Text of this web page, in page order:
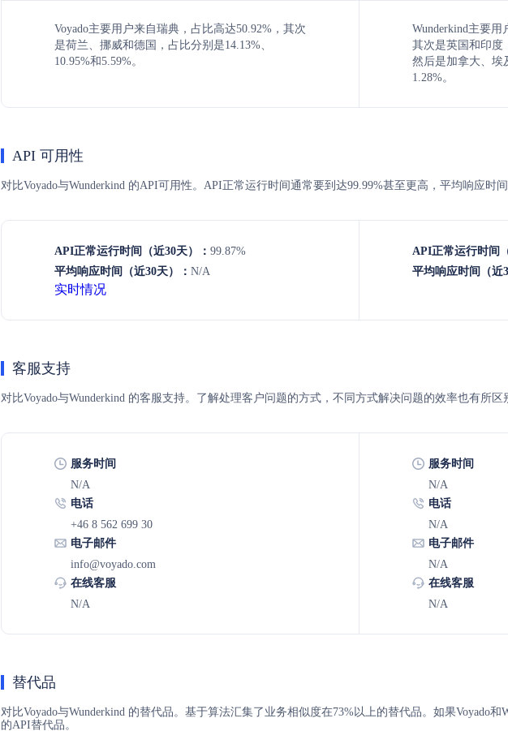
Voyado主要用户来自瑞典，占比高达50.92%，其次
是荷兰、挪威和德国，占比分别是14.13%、
10.95%和5.59%。
Wunderkind主要用
其次是英国和印度
然后是加拿大、埃
1.28%。
API 可用性
对比Voyado与Wunderkind 的API可用性。API正常运行时间通常要到达99.99%甚至更高，平均响应时
API正常运行时间（近30天）： 99.87%
平均响应时间（近30天）： N/A
实时情况
API正常运行时间
平均响应时间（近
客服支持
对比Voyado与Wunderkind 的客服支持。了解处理客户问题的方式，不同方式解决问题的效率也有所区
服务时间
N/A
电话
+46 8 562 699 30
电子邮件
info@voyado.com
在线客服
N/A
服务时间
N/A
电话
N/A
电子邮件
N/A
在线客服
N/A
替代品
对比Voyado与Wunderkind 的替代品。基于算法汇集了业务相似度在73%以上的替代品。如果Voyado
的API替代品。